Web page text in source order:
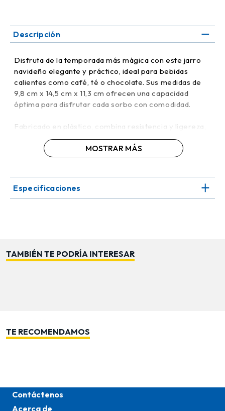
Descripción
Disfruta de la temporada más mágica con este jarro
navideño elegante y práctico, ideal para bebidas
calientes como café, té o chocolate. Sus medidas de
9,8 cm x 14,5 cm x 11,3 cm ofrecen una capacidad
óptima para disfrutar cada sorbo con comodidad.
Fabricado en plástico, combina resistencia y ligereza,
asegurando seguridad y durabilidad durante toda la
temporada. Su diseño navideño decorativo aporta
encanto y estilo a tu mesa, haciendo que cada
regalo temático que encantará a quienes lo reciban.
navideños para formar sets completos y armoniosos.
Cada bebida se convierte en una experiencia cálida,
MOSTRAR MÁS
Especificaciones
TAMBIÉN TE PODRÍA INTERESAR
TE RECOMENDAMOS
Contáctenos
Acerca de